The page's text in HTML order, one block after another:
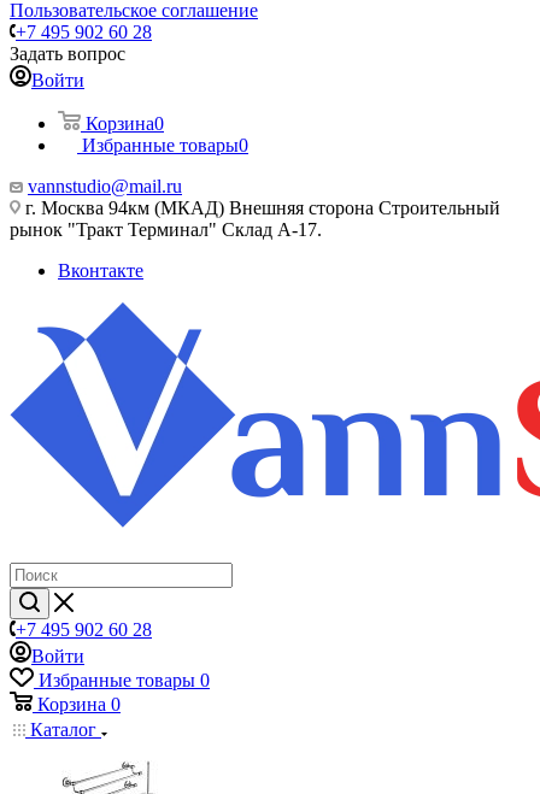
Пользовательское соглашение
+7 495 902 60 28
Задать вопрос
Войти
Корзина0
Избранные товары0
vannstudio@mail.ru
г. Москва 94км (МКАД) Внешняя сторона Строительный
рынок "Тракт Терминал" Склад А-17.
Вконтакте
+7 495 902 60 28
Войти
Избранные товары 0
Корзина 0
Каталог